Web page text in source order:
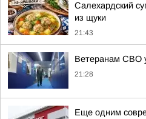
Салехардский
из щуки
21:43
Ветеранам СВО
21:28
Еще одним